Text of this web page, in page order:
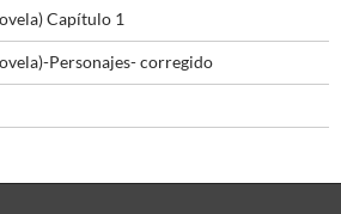
Capítulo 1
Personajes- corregido